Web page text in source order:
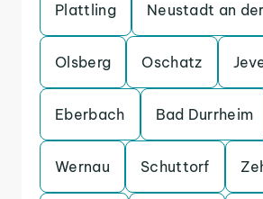
Plattling Neustadt an
Olsberg Oschatz
Eberbach Bad Durrheim
Wernau Schuttorf